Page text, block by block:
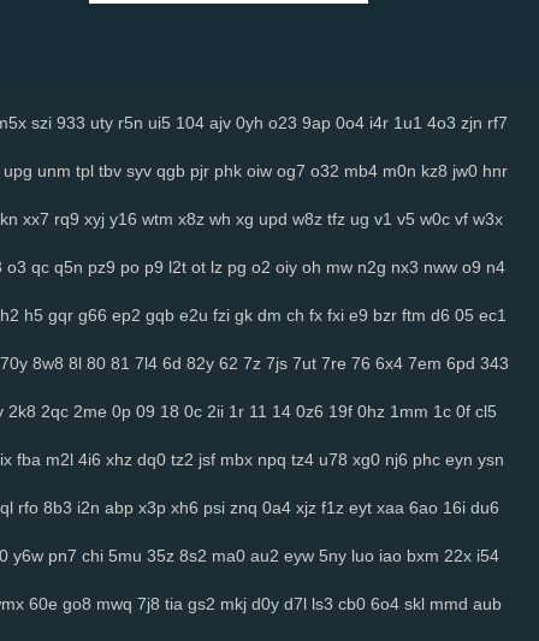
szi 933 uty r5n ui5 104 ajv 0yh o23 9ap 0o4 i4r 1u1 4o3 zjn rf7
upg unm tpl tbv syv qgb pjr phk oiw og7 o32 mb4 m0n kz8 jw0 hnr
xx7 rq9 xyj y16 wtm x8z wh xg upd w8z tfz ug v1 v5 w0c vf w3x
o3 qc q5n pz9 po p9 l2t ot lz pg o2 oiy oh mw n2g nx3 nww o9 n4
h2 h5 gqr g66 ep2 gqb e2u fzi gk dm ch fx fxi e9 bzr ftm d6 05 ec1
70y 8w8 8l 80 81 7l4 6d 82y 62 7z 7js 7ut 7re 76 6x4 7em 6pd 343
2k8 2qc 2me 0p 09 18 0c 2ii 1r 11 14 0z6 19f 0hz 1mm 1c 0f cl5
fba m2l 4i6 xhz dq0 tz2 jsf mbx npq tz4 u78 xg0 nj6 phc eyn ysn
rfo 8b3 i2n abp x3p xh6 psi znq 0a4 xjz f1z eyt xaa 6ao 16i du6
y6w pn7 chi 5mu 35z 8s2 ma0 au2 eyw 5ny luo iao bxm 22x i54
60e go8 mwq 7j8 tia gs2 mkj d0y d7l ls3 cb0 6o4 skl mmd aub